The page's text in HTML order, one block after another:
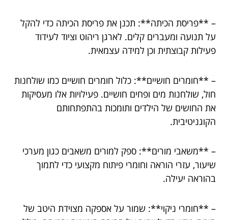
– **פריסת הכיתה**: תכנן את פריסת הכיתה כדי להקל
על תנועה ומעברים קלים. לארגן ריהוט וציוד לעידוד
פעילות קבוצתית וכן למידה עצמאית.
– **חומרים חושיים**: כלול חומרים חושיים כמו שולחנות
חול, שולחנות מים ופחים חושיים. פעילויות אלו מעסיקות
את החושים של הילדים ותומכות בהתפתחותם
הקוגניטיבית.
– **משאבי מורים**: ספק למורים משאבים כגון מערכי
שיעור, עזרי הוראה וחומרי פיתוח מקצועי כדי לתמוך
בהוראה יעילה.
– **חומרי ניקוי**: שמור על אספקה מצוידת היטב של